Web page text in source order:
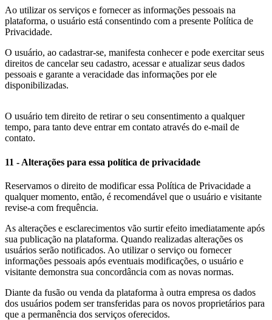
Ao utilizar os serviços e fornecer as informações pessoais na
plataforma, o usuário está consentindo com a presente Política de
Privacidade.
O usuário, ao cadastrar-se, manifesta conhecer e pode exercitar seus
direitos de cancelar seu cadastro, acessar e atualizar seus dados
pessoais e garante a veracidade das informações por ele
disponibilizadas.
O usuário tem direito de retirar o seu consentimento a qualquer
tempo, para tanto deve entrar em contato através do e-mail de
contato.
11 - Alterações para essa política de privacidade
Reservamos o direito de modificar essa Política de Privacidade a
qualquer momento, então, é recomendável que o usuário e visitante
revise-a com frequência.
As alterações e esclarecimentos vão surtir efeito imediatamente após
sua publicação na plataforma. Quando realizadas alterações os
usuários serão notificados. Ao utilizar o serviço ou fornecer
informações pessoais após eventuais modificações, o usuário e
visitante demonstra sua concordância com as novas normas.
Diante da fusão ou venda da plataforma à outra empresa os dados
dos usuários podem ser transferidas para os novos proprietários para
que a permanência dos serviços oferecidos.